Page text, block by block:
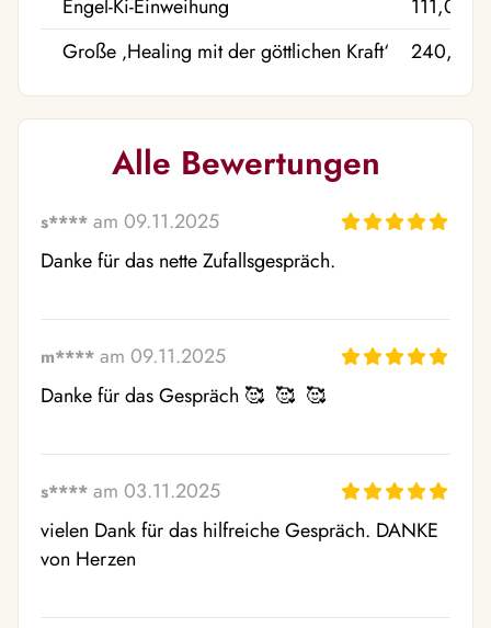
Engel-Ki-Einweihung
111,00 €
Große ‚Healing mit der göttlichen Kraft‘
240,00
Alle Bewertungen
s**** am 09.11.2025
Danke für das nette Zufallsgespräch.
m**** am 09.11.2025
Danke für das Gespräch 🥰  🥰  🥰
s**** am 03.11.2025
vielen Dank für das hilfreiche Gespräch. DANKE
von Herzen